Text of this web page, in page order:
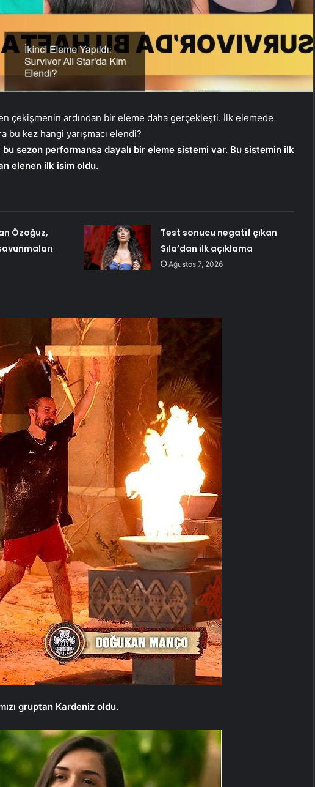
çekişmenin ardından bir eleme daha gerçekleşti. İlk elemede
bu kez hangi yarışmacı elendi?
sezon performansa dayalı bir eleme sistemi var. Bu sistemin ilk
elenen ilk isim oldu.
Özoğuz,
Test sonucu negatif çıkan
Sıla’dan ilk açıklama
Ağustos 7, 2026
gruptan Kardeniz oldu.